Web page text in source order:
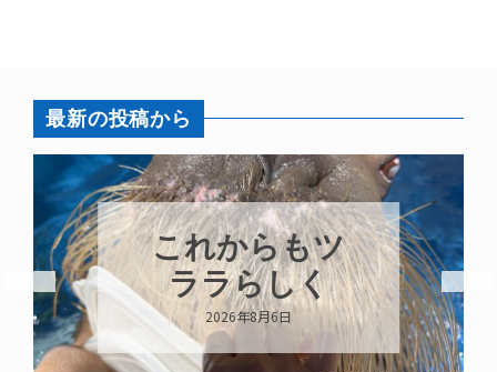
最新の投稿から
ハロー’s
Birthday!!!
2026年8月6日